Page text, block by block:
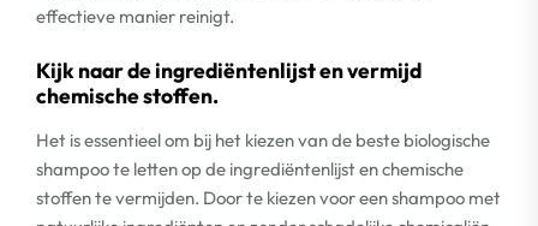
effectieve manier reinigt.
Kijk naar de ingrediëntenlijst en vermijd
chemische stoffen.
Het is essentieel om bij het kiezen van de beste biologische
shampoo te letten op de ingrediëntenlijst en chemische
stoffen te vermijden. Door te kiezen voor een shampoo met